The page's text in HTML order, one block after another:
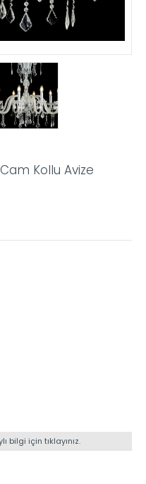
Kollu Avize
bilgi için tıklayınız.